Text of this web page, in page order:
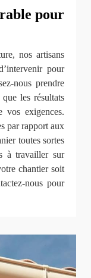
pour
nos artisans
pour
nous prendre
les résultats
vos exigences.
par rapport aux
toutes sortes
à travailler sur
chantier soit
nous pour